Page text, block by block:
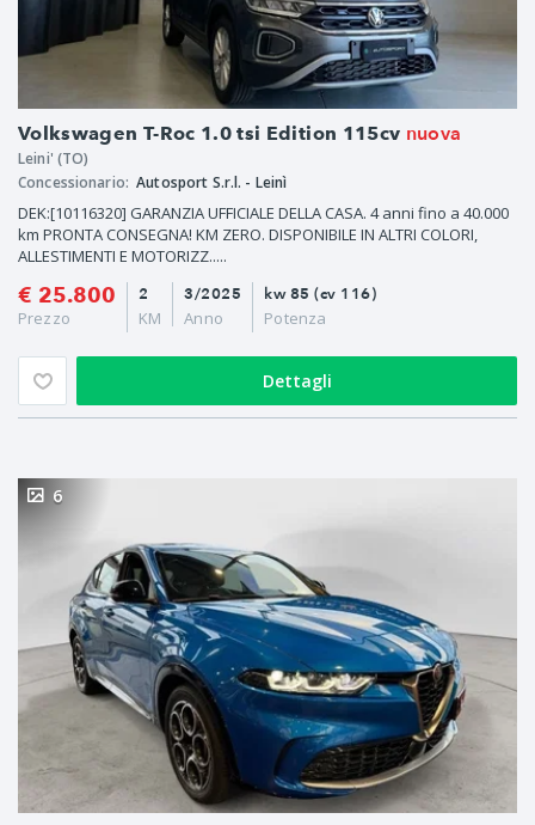
Volkswagen T-Roc 1.0 tsi Edition 115cv nuova
Leini' (TO)
Concessionario: Autosport S.r.l. - Leinì
DEK:[10116320] GARANZIA UFFICIALE DELLA CASA. 4 anni fino a 40.000
km PRONTA CONSEGNA! KM ZERO. DISPONIBILE IN ALTRI COLORI,
ALLESTIMENTI E MOTORIZZ.....
€ 25.800
Prezzo
3/2025
Anno
2
KM
kw 85 (cv 116)
Potenza
Dettagli
6